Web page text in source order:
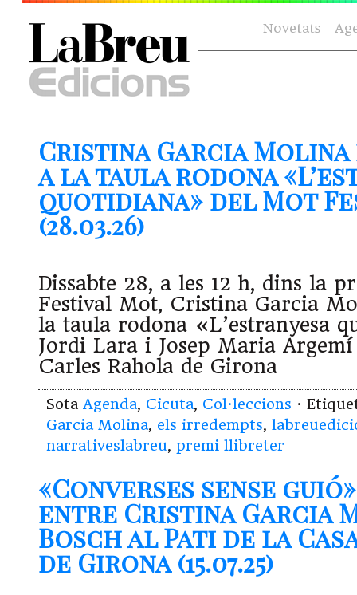
Novetats
Cristina Garcia
a la taula rodona
quotidiana» del Mot
(28.03.26)
Dissabte 28, a les 12 h, dins la
Festival Mot, Cristina Garcia
la taula rodona «L’estranyesa
Jordi Lara i Josep Maria
Carles Rahola de Girona
Sota Agenda, Cicuta, Col·leccions ·
Garcia Molina, els irredempts,
narrativeslabreu, premi llibreter
«Converses sense
entre Cristina Garcia
Bosch al Pati de la
de Girona (15.07.25)